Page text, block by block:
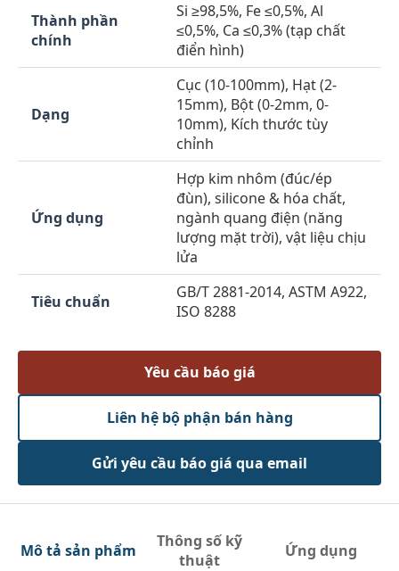
Thành phần
chính
Si ≥98,5%, Fe ≤0,5%, Al
≤0,5%, Ca ≤0,3% (tạp chất
điển hình)
Dạng
Cục (10-100mm), Hạt (2-
15mm), Bột (0-2mm, 0-
10mm), Kích thước tùy
chỉnh
Ứng dụng
Hợp kim nhôm (đúc/ép
đùn), silicone & hóa chất,
ngành quang điện (năng
lượng mặt trời), vật liệu chịu
lửa
Tiêu chuẩn
GB/T 2881-2014, ASTM A922,
ISO 8288
Yêu cầu báo giá
Liên hệ bộ phận bán hàng
Gửi yêu cầu báo giá qua email
Mô tả sản phẩm
Thông số kỹ
thuật
Ứng dụng